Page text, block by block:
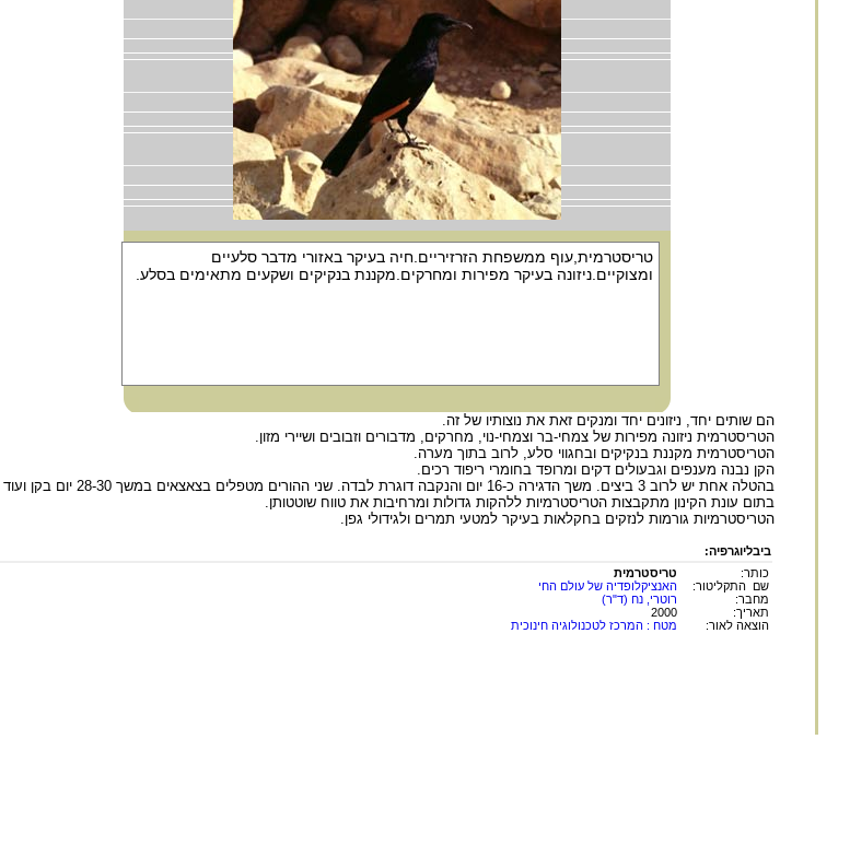
הם שותים יחד, ניזונים יחד ומנקים זאת את נוצותיו של זה.
הטריסטרמית ניזונה מפירות של צמחי-בר וצמחי-נוי, מחרקים, מדבורים וזבובים ושיירי מזון.
הטריסטרמית מקננת בנקיקים ובחגווי סלע, לרוב בתוך מערה.
הקן נבנה מענפים וגבעולים דקים ומרופד בחומרי ריפוד רכים.
בהטלה אחת יש לרוב 3 ביצים. משך הדגירה כ-16 יום והנקבה דוגרת לבדה. שני ההורים מטפלים בצאצאים במשך 28-30 יום בקן ועוד 10 ימים לאחר מכן.
בתום עונת הקינון מתקבצות הטריסטרמיות ללהקות גדולות ומרחיבות את טווח שוטטותן.
הטריסטרמיות גורמות לנזקים בחקלאות בעיקר למטעי תמרים ולגידולי גפן.
ביבליוגרפיה:
כותר:
טריסטרמית
שם התקליטור:
האנציקלופדיה של עולם החי
מחבר:
רוטרי, נח (ד"ר)
תאריך:
2000
הוצאה לאור:
מטח : המרכז לטכנולוגיה חינוכית